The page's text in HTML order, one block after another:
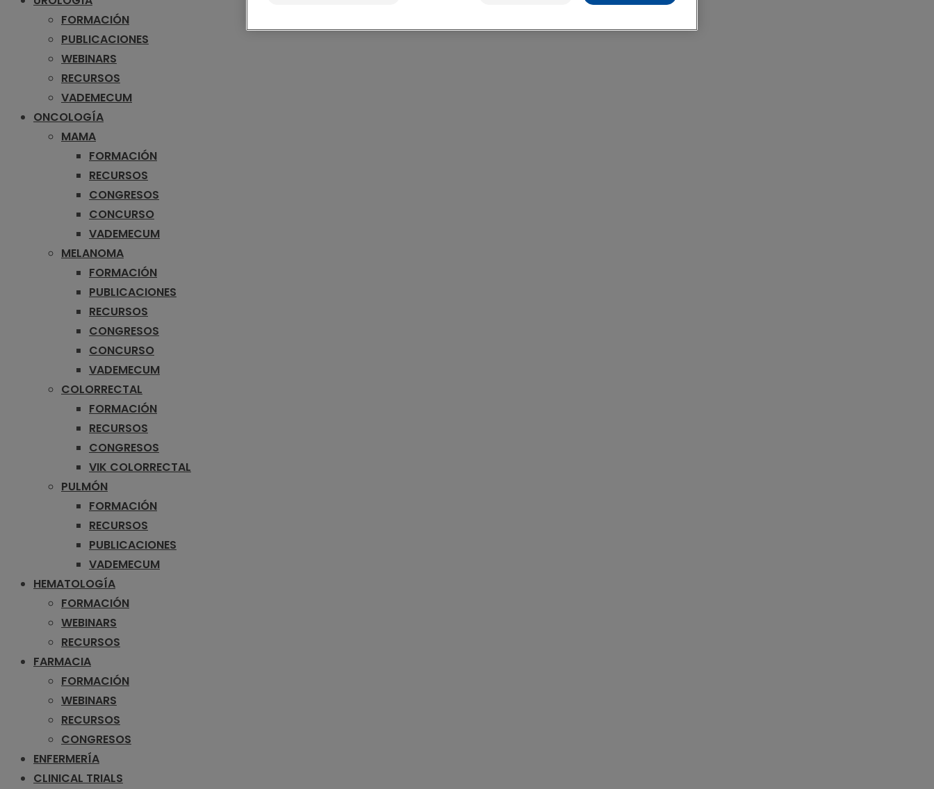
FORMACIÓN
PUBLICACIONES
WEBINARS
RECURSOS
VADEMECUM
ONCOLOGÍA
MAMA
FORMACIÓN
RECURSOS
CONGRESOS
CONCURSO
VADEMECUM
MELANOMA
FORMACIÓN
PUBLICACIONES
RECURSOS
CONGRESOS
CONCURSO
VADEMECUM
COLORRECTAL
FORMACIÓN
RECURSOS
CONGRESOS
VIK COLORRECTAL
PULMÓN
FORMACIÓN
RECURSOS
PUBLICACIONES
VADEMECUM
HEMATOLOGÍA
FORMACIÓN
WEBINARS
RECURSOS
FARMACIA
FORMACIÓN
WEBINARS
RECURSOS
CONGRESOS
ENFERMERÍA
CLINICAL TRIALS